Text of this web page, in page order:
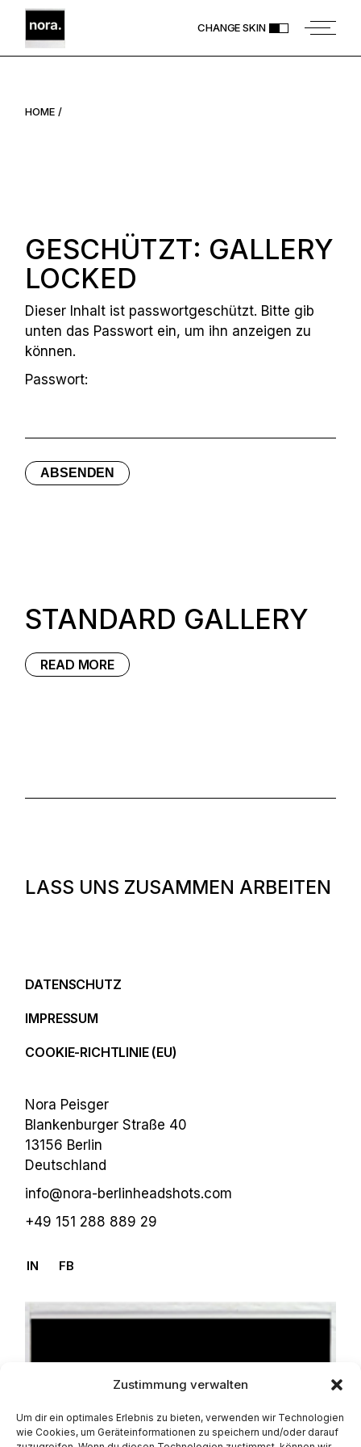
Zustimmung verwalten
Um dir ein optimales Erlebnis zu bieten, verwenden wir Technologien
wie Cookies, um Geräteinformationen zu speichern und/oder darauf
Skip
content
CHANGE SKIN
HOME
GESCHÜTZT: GALLERY
LOCKED
Dieser Inhalt ist passwortgeschützt. Bitte gib
unten das Passwort ein, um ihn anzeigen zu
können.
Passwort:
STANDARD GALLERY
READ MORE
LASS UNS ZUSAMMEN ARBEITEN
DATENSCHUTZ
IMPRESSUM
COOKIE-RICHTLINIE (EU)
Nora Peisger
Blankenburger Straße 40
13156 Berlin
Deutschland
info@nora-berlinheadshots.com
+49 151 288 889 29
IN FB